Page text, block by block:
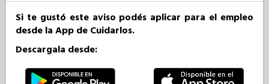
Si te gustó este aviso podés aplicar para el empleo
desde la App de Cuidarlos.
Descargala desde: